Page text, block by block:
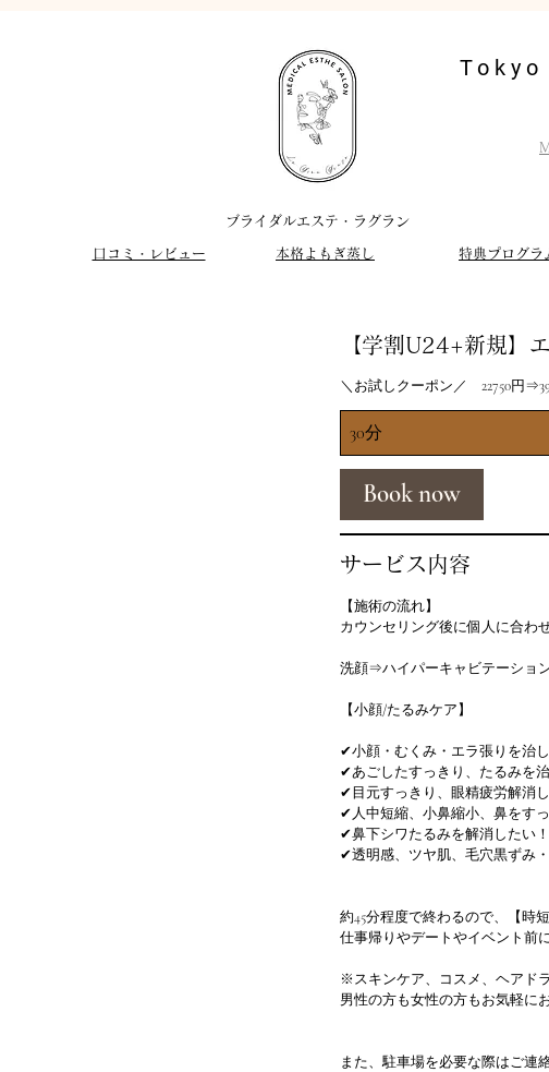
​ブライダルエステ・ラグラン
​口コミ・レビュー ​本格よもぎ蒸し 特典プログラ
【学割U24+新規】
＼お試しクーポン／ 22750円
30分
0
分
Book now
サービス内容
【施術の流れ】
カウンセリング後に個人に合わ
洗顔⇒ハイパーキャビテーショ
【小顔/たるみケア】
✔小顔・むくみ・エラ張りを治し
✔あごしたすっきり、たるみを治
✔目元すっきり、眼精疲労解消し
✔人中短縮、小鼻縮小、鼻をすっ
✔鼻下シワたるみを解消したい！
✔透明感、ツヤ肌、毛穴黒ずみ
約45分程度で終わるので、【時
仕事帰りやデートやイベント前
※スキンケア、コスメ、ヘアド
男性の方も女性の方もお気軽に
また、駐車場を必要な際はご連